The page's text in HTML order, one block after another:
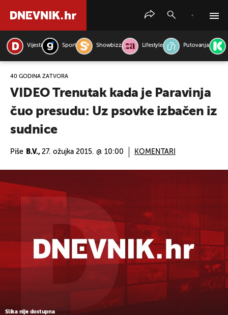
Vijesti Sport Showbizz Lifestyle Putovanja
40 GODINA ZATVORA
VIDEO Trenutak kada je Paravinja
čuo presudu: Uz psovke izbačen iz
sudnice
Piše B.V., 27. ožujka 2015. @ 10:00 KOMENTARI
Slika nije dostupna
PRETRAŽITE VIJESTI